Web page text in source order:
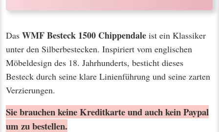
Das WMF Besteck 1500 Chippendale ist ein Klassiker
unter den Silberbestecken. Inspiriert vom englischen
Möbeldesign des 18. Jahrhunderts, besticht dieses
Besteck durch seine klare Linienführung und seine zarten
Verzierungen.
Sie brauchen keine Kreditkarte und auch kein Paypal
um zu bestellen.